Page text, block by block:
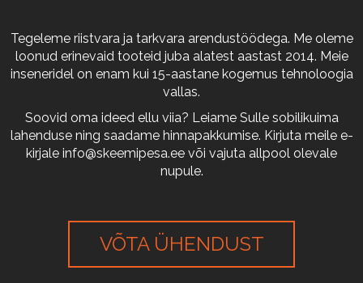
Tegeleme riistvara ja tarkvara arendustöödega. Me oleme
loonud erinevaid tooteid juba alatest aastast 2014. Meie
inseneridel on enam kui 15-aastane kogemus tehnoloogia
vallas.
Soovid oma ideed ellu viia? Leiame Sulle sobilikuima
lahenduse ning saadame hinnapakkumise. Kirjuta meile e-
kirjale info@skeemipesa.ee või vajuta allpool olevale
nupule.
VÕTA ÜHENDUST